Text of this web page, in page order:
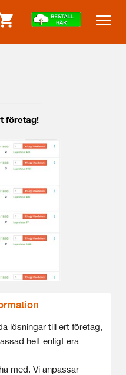
företag!
lösningar till ert företag,
helt enligt era
med. Vi anpassar